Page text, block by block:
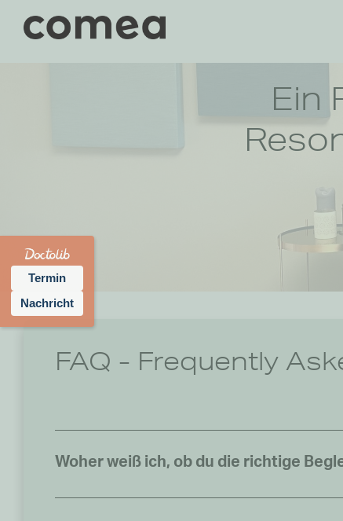
Ein
FAQ - Frequently
Woher weiß ich, ob du die richtige
Termin
Nachricht